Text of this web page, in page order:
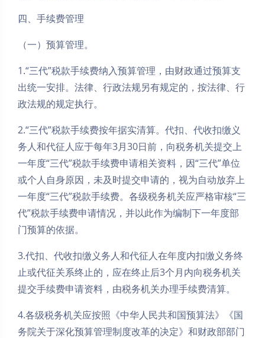
四、手续费管理
（一）预算管理。
1.“三代”税款手续费纳入预算管理，由财政通过预算支
出统一安排。法律、行政法规另有规定的，按法律、行
政法规的规定执行。
2.“三代”税款手续费按年据实清算。代扣、代收扣缴义
务人和代征人应于每年3月30日前，向税务机关提交上
一年度“三代”税款手续费申请相关资料，因“三代”单位
或个人自身原因，未及时提交申请的，视为自动放弃上
一年度“三代”税款手续费。各级税务机关应严格审核“三
代”税款手续费申请情况，并以此作为编制下一年度部
门预算的依据。
3.代扣、代收扣缴义务人和代征人在年度内扣缴义务终
止或代征关系终止的，应在终止后3个月内向税务机关
提交手续费申请资料，由税务机关办理手续费清算。
4.各级税务机关应按照《中华人民共和国预算法》《国
务院关于深化预算管理制度改革的决定》和财政部部门